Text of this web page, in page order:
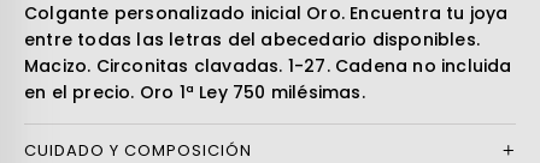
Colgante personalizado inicial Oro. Encuentra tu joya
entre todas las letras del abecedario disponibles.
Macizo. Circonitas clavadas. 1-27. Cadena no incluida
en el precio. Oro 1ª Ley 750 milésimas.
CUIDADO Y COMPOSICIÓN